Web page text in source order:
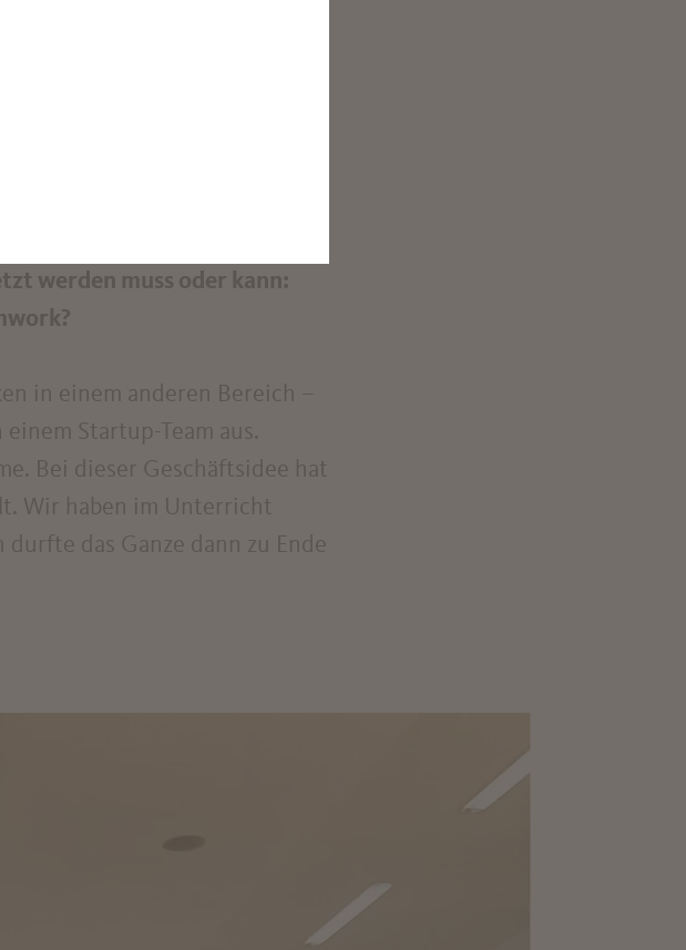
sicherlich die
Bereiche zu transformieren
zu finden.
werden muss oder kann:
in einem anderen Bereich –
Startup-Team aus.
Bei dieser Geschäftsidee hat
Wir haben im Unterricht
das Ganze dann zu Ende